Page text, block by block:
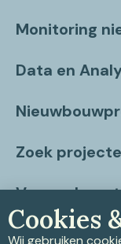
Monitoring
Data en
Zoek
Vragen
Contact
Cookies
Wij gebruiken